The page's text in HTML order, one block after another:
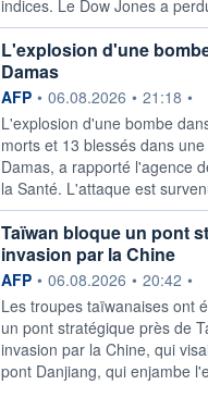
indices. Le Dow Jones a
L'explosion d'une
Damas
information fournie par
AFP • 06.08.2026 • 21:18 •
L'explosion d'une bombe
morts et 13 blessés dans
Damas, a rapporté l'agence
la Santé. L'attaque est
Taïwan bloque un pont
invasion par la Chine
information fournie par
AFP • 06.08.2026 • 20:42 •
Les troupes taïwanaises ont
un pont stratégique près de
invasion par la Chine, qui
pont Danjiang, qui enjambe